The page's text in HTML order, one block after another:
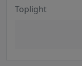
Toplight